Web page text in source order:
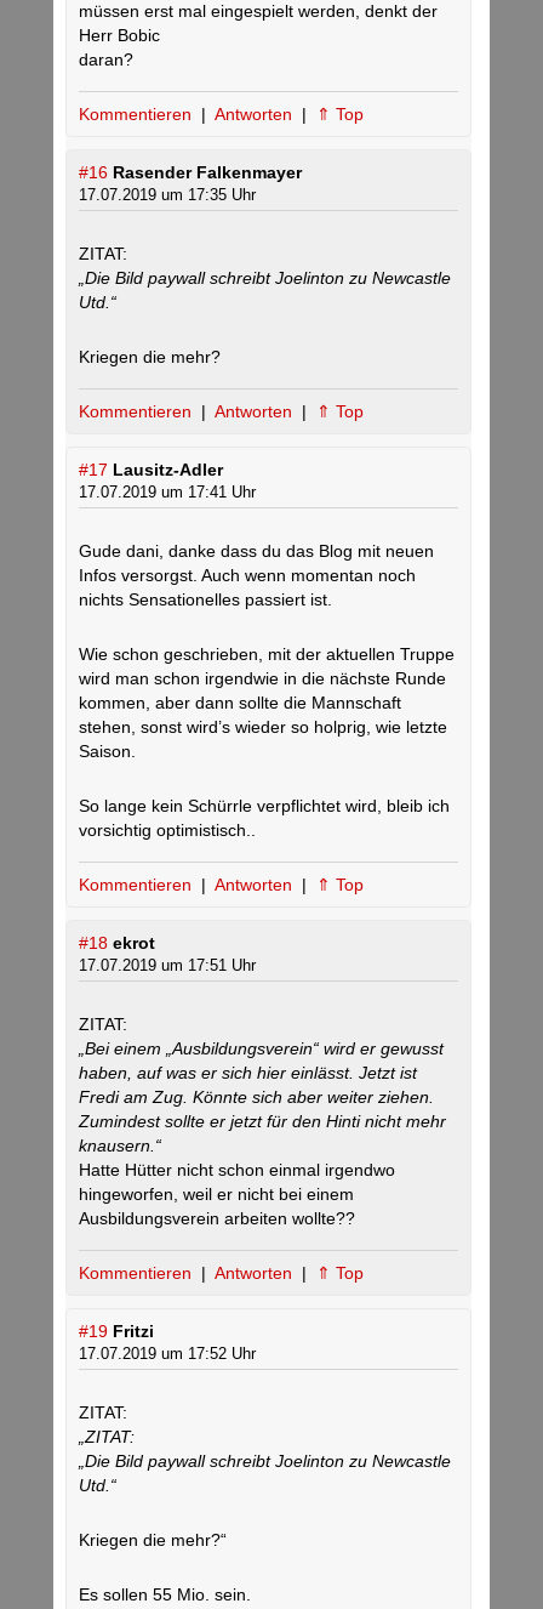
müssen erst mal eingespielt werden, denkt der
Herr Bobic
daran?
Kommentieren | Antworten | ⇑ Top
#16 Rasender Falkenmayer
17.07.2019 um 17:35 Uhr
ZITAT:
„Die Bild paywall schreibt Joelinton zu Newcastle
Utd.“
Kriegen die mehr?
Kommentieren | Antworten | ⇑ Top
#17 Lausitz-Adler
17.07.2019 um 17:41 Uhr
Gude dani, danke dass du das Blog mit neuen
Infos versorgst. Auch wenn momentan noch
nichts Sensationelles passiert ist.
Wie schon geschrieben, mit der aktuellen Truppe
wird man schon irgendwie in die nächste Runde
kommen, aber dann sollte die Mannschaft
stehen, sonst wird’s wieder so holprig, wie letzte
Saison.
So lange kein Schürrle verpflichtet wird, bleib ich
vorsichtig optimistisch..
Kommentieren | Antworten | ⇑ Top
#18 ekrot
17.07.2019 um 17:51 Uhr
ZITAT:
„Bei einem „Ausbildungsverein“ wird er gewusst
haben, auf was er sich hier einlässt. Jetzt ist
Fredi am Zug. Könnte sich aber weiter ziehen.
Zumindest sollte er jetzt für den Hinti nicht mehr
knausern.“
Hatte Hütter nicht schon einmal irgendwo
hingeworfen, weil er nicht bei einem
Ausbildungsverein arbeiten wollte??
Kommentieren | Antworten | ⇑ Top
#19 Fritzi
17.07.2019 um 17:52 Uhr
ZITAT:
„ZITAT:
„Die Bild paywall schreibt Joelinton zu Newcastle
Utd.“
Kriegen die mehr?“
Es sollen 55 Mio. sein.